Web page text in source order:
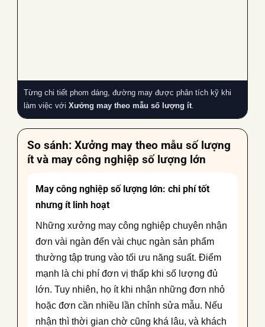
Từng chi tiết phom dáng, đường may được phân tích kỹ khi
làm việc với Xưởng may theo mẫu số lượng ít.
So sánh: Xưởng may theo mẫu số lượng
ít và may công nghiệp số lượng lớn
May công nghiệp số lượng lớn: chi phí tốt
nhưng ít linh hoạt
Những xưởng may công nghiệp chuyên nhận
đơn vài ngàn đến vài chục ngàn sản phẩm
thường tập trung vào tối ưu năng suất. Điểm
mạnh là chi phí đơn vị thấp khi số lượng đủ
lớn. Tuy nhiên, họ ít khi nhận những đơn nhỏ
hoặc đơn cần nhiều lần chỉnh sửa mẫu. Nếu
nhận thì thời gian chờ cũng khá lâu, và khách